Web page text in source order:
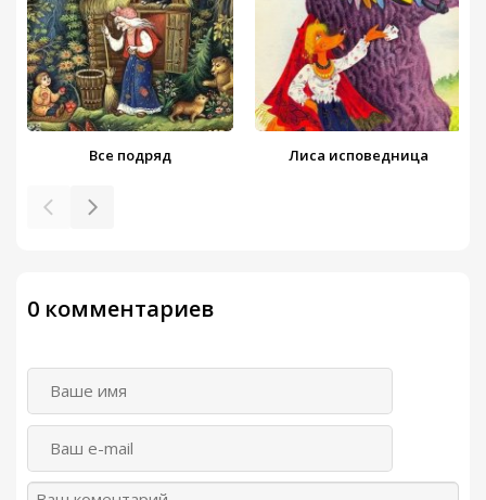
Все подряд Лиса исповедница
0 комментариев